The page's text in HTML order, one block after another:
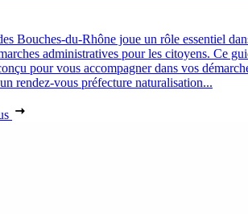
Bouches-du-Rhône joue un rôle essentiel
administratives pour les citoyens. Ce
pour vous accompagner dans vos
rendez-vous préfecture naturalisation...